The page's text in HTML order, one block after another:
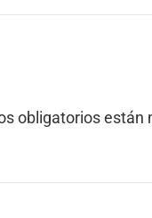
obligatorios están